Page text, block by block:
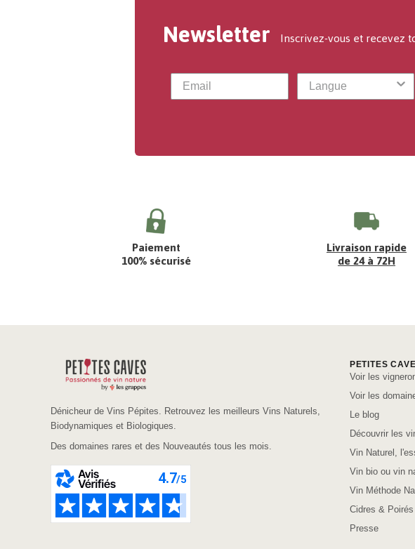
Newsletter Inscrivez-vous et recevez
Paiement
100% sécurisé
Livraison rapide
de 24 à 72H
Dénicheur de Vins Pépites. Retrouvez les meilleurs Vins Naturels,
Biodynamiques et Biologiques.
Des domaines rares et des Nouveautés tous les mois.
PETITES
Voir les
Voir les
Le blog
Découvrir les
Vin Naturel,
Vin bio ou vin
Vin Méthode
Cidres & Poirés
Presse